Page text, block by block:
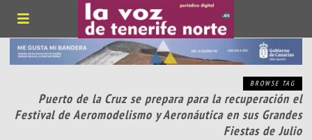
BROWSE TAG
Puerto de la Cruz se prepara para la recuperación el
Festival de Aeromodelismo y Aeronáutica en sus Grandes
Fiestas de Julio